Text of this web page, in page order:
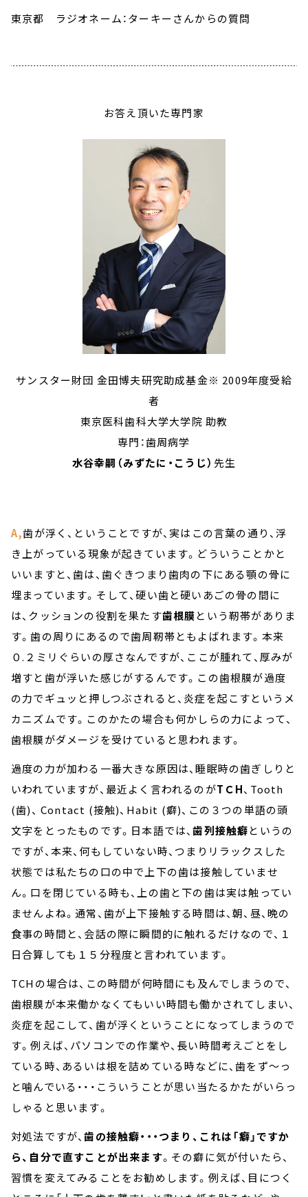
東京都 ラジオネーム：ターキーさんからの質問
お答え頂いた専門家
サンスター財団 金田博夫研究助成基金※ 2009年度受給
者
東京医科歯科大学大学院 助教
専門：歯周病学
水谷幸嗣（みずたに・こうじ） 先生
A,歯が浮く、ということですが、実はこの言葉の通り、浮
き上がっている現象が起きています。どういうことかと
いいますと、歯は、歯ぐきつまり歯肉の下にある顎の骨に
埋まっています。そして、硬い歯と硬いあごの骨の間に
は、クッションの役割を果たす歯根膜という靭帯がありま
す。歯の周りにあるので歯周靭帯ともよばれます。本来
０. ２ミリぐらいの厚さなんですが、ここが腫れて、厚みが
増すと歯が浮いた感じがするんです。この歯根膜が過度
の力でギュッと押しつぶされると、炎症を起こすというメ
カニズムです。このかたの場合も何かしらの力によって、
歯根膜がダメージを受けていると思われます。
過度の力が加わる一番大きな原因は、睡眠時の歯ぎしりと
いわれていますが、最近よく言われるのがT ＣH、 Tooth
(歯)、 Contact (接触)、 Habit (癖)、この３つの単語の頭
文字をとったものです。日本語では、歯列接触癖というの
ですが、本来、何もしていない時、つまりリラックスした
状態では私たちの口の中で上下の歯は接触していませ
ん。口を閉じている時も、上の歯と下の歯は実は触ってい
ませんよね。通常、歯が上下接触する時間は、朝、昼、晩の
食事の時間と、会話の際に瞬間的に触れるだけなので、１
日合算しても１５分程度と言われています。
TCHの場合は、この時間が何時間にも及んでしまうので、
歯根膜が本来働かなくてもいい時間も働かされてしまい、
炎症を起こして、歯が浮くということになってしまうので
す。例えば、パソコンでの作業や、長い時間考えごとをし
ている時、あるいは根を詰めている時などに、歯をず～っ
と噛んでいる・・・こういうことが思い当たるかたがいらっ
しゃると思います。
対処法ですが、歯の接触癖・・・つまり、これは「癖」ですか
ら、自分で直すことが出来ます。その癖に気が付いたら、
習慣を変えてみることをお勧めします。例えば、目につく